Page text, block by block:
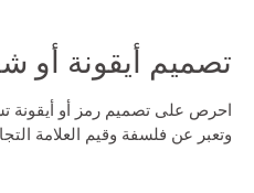
تصميم أيقونة أو
احرص على تصميم رمز أو أيقونة
وتعبر عن فلسفة وقيم العلامة